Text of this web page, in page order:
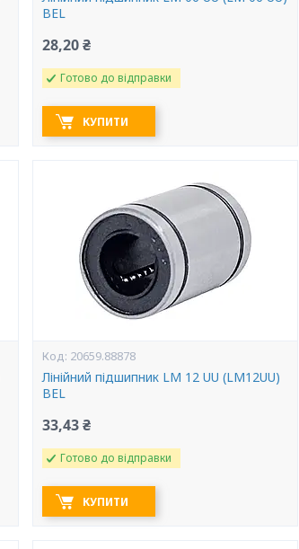
BEL
28,20 ₴
Готово до відправки
КУПИТИ
20659.88878
Лінійний підшипник LM 12 UU (LM12UU)
BEL
33,43 ₴
Готово до відправки
КУПИТИ